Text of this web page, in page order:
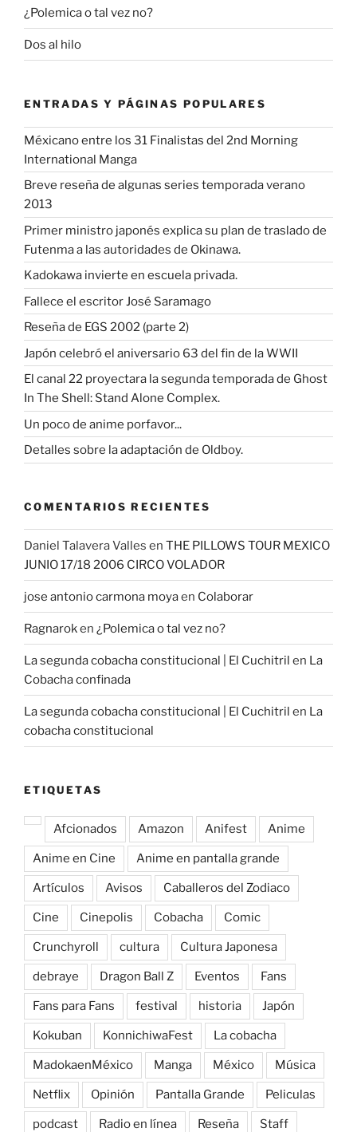
¿Polemica o tal vez no?
Dos al hilo
ENTRADAS Y PÁGINAS POPULARES
Méxicano entre los 31 Finalistas del 2nd Morning
International Manga
Breve reseña de algunas series temporada verano
2013
Primer ministro japonés explica su plan de traslado de
Futenma a las autoridades de Okinawa.
Kadokawa invierte en escuela privada.
Fallece el escritor José Saramago
Reseña de EGS 2002 (parte 2)
Japón celebró el aniversario 63 del fin de la WWII
El canal 22 proyectara la segunda temporada de Ghost
In The Shell: Stand Alone Complex.
Un poco de anime porfavor...
Detalles sobre la adaptación de Oldboy.
COMENTARIOS RECIENTES
Daniel Talavera Valles en THE PILLOWS TOUR MEXICO
JUNIO 17/18 2006 CIRCO VOLADOR
jose antonio carmona moyaen Colaborar
Ragnaroken ¿Polemica o tal vez no?
La segunda cobacha constitucional | El Cuchitril en La
Cobacha confinada
La segunda cobacha constitucional | El Cuchitril en La
cobacha constitucional
ETIQUETAS
Afcionados Amazon Anifest Anime
Anime en Cine Anime en pantalla grande
Artículos Avisos Caballeros del Zodiaco
Cine Cinepolis Cobacha Comic
Crunchyroll cultura Cultura Japonesa
debraye Dragon Ball Z Eventos Fans
Fans para Fans festival historia Japón
Kokuban KonnichiwaFest La cobacha
MadokaenMéxico Manga México Música
Netflix Opinión Pantalla Grande Peliculas
podcast Radio en línea Reseña Staff